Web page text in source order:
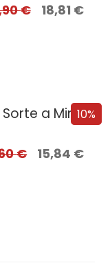
€ 18,81 €
10%
Que Sorte a Minha Tua – Edição...
€ 15,84 €